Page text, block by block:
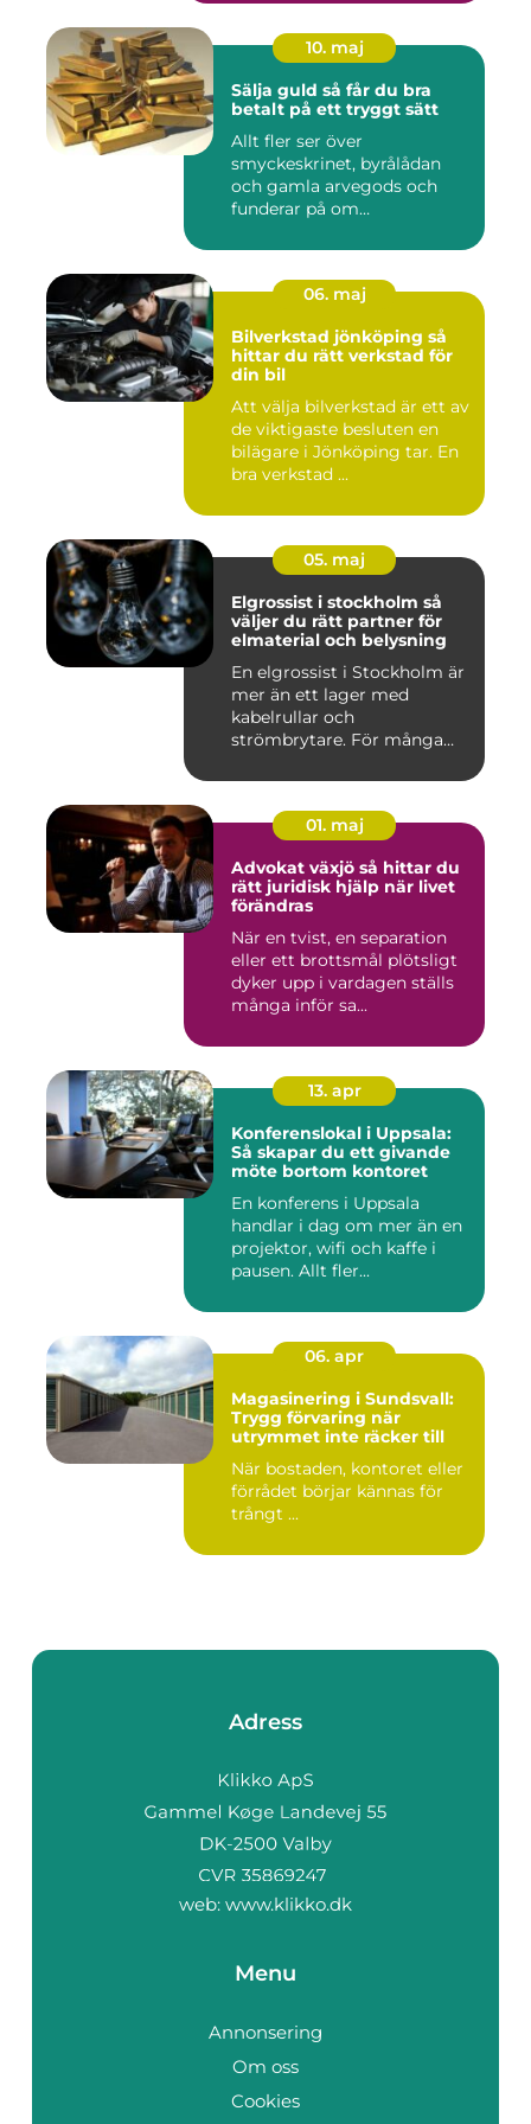
10. maj
Sälja guld så får du bra
betalt på ett tryggt sätt
Allt fler ser över
smyckeskrinet, byrålådan
och gamla arvegods och
funderar på om
06. maj
Bilverkstad jönköping så
hittar du rätt verkstad för
din bil
Att välja bilverkstad är ett av
de viktigaste besluten en
bilägare i Jönköping tar. En
bra verkstad ...
05. maj
Elgrossist i stockholm så
väljer du rätt partner för
elmaterial och belysning
En elgrossist i Stockholm är
mer än ett lager med
kabelrullar och
strömbrytare. För många
01. maj
Advokat växjö så hittar du
rätt juridisk hjälp när livet
förändras
När en tvist, en separation
eller ett brottsmål plötsligt
dyker upp i vardagen ställs
många inför sa...
13. apr
Konferenslokal i Uppsala:
Så skapar du ett givande
möte bortom kontoret
En konferens i Uppsala
handlar i dag om mer än en
projektor, wifi och kaffe i
pausen. Allt fler...
06. apr
Magasinering i Sundsvall:
Trygg förvaring när
utrymmet inte räcker till
När bostaden, kontoret eller
förrådet börjar kännas för
trångt ...
Adress
web: www.klikko.dk
Menu
Annonsering
Om oss
Cookies